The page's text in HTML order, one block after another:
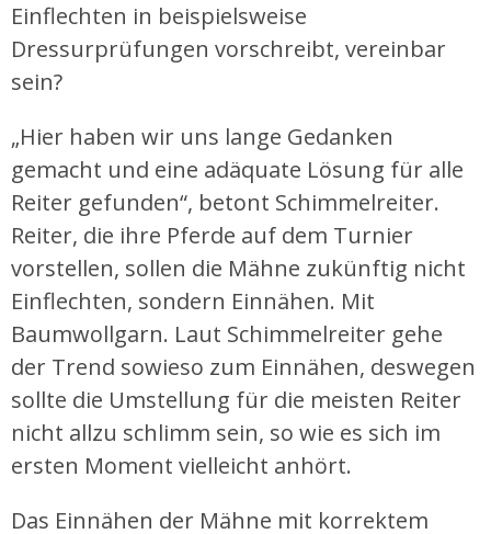
Einflechten in beispielsweise
Dressurprüfungen vorschreibt, vereinbar
sein?
„Hier haben wir uns lange Gedanken
gemacht und eine adäquate Lösung für alle
Reiter gefunden“, betont Schimmelreiter.
Reiter, die ihre Pferde auf dem Turnier
vorstellen, sollen die Mähne zukünftig nicht
Einflechten, sondern Einnähen. Mit
Baumwollgarn. Laut Schimmelreiter gehe
der Trend sowieso zum Einnähen, deswegen
sollte die Umstellung für die meisten Reiter
nicht allzu schlimm sein, so wie es sich im
ersten Moment vielleicht anhört.
Das Einnähen der Mähne mit korrektem